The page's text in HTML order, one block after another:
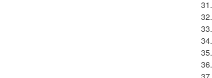
31.
32.
33.
34.
35.
36.